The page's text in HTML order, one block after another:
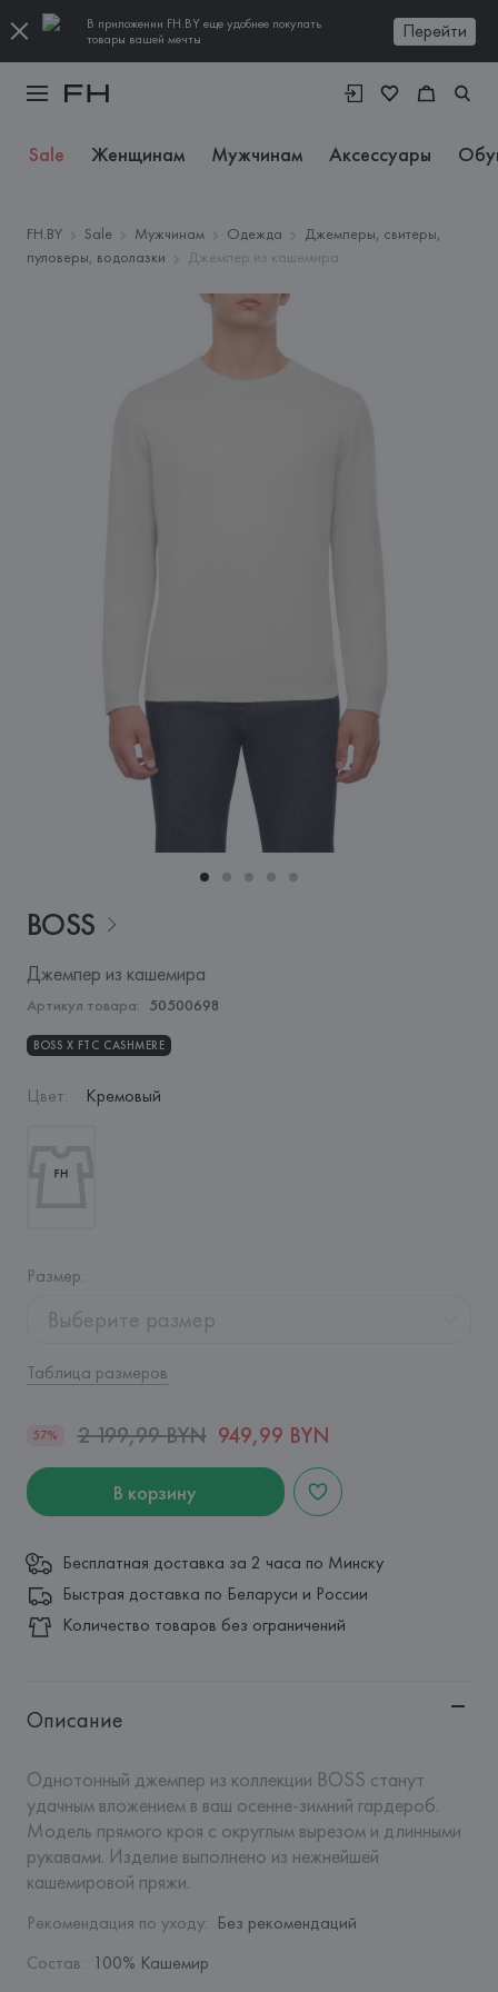
В приложении FH.BY еще удобнее покупать
товары вашей мечты
Перейти
Sale Женщинам Мужчинам Аксессуары
FH.BY Sale Мужчинам Одежда
Джемперы, свитеры,
пуловеры, водолазки
Джемпер из кашемира
BOSS
Джемпер из кашемира
Артикул товара: 50500698
BOSS Х FTC CASHMERE
Цвет: Кремовый
Размер:
Выберите размер
Таблица размеров
57% 2 199,99 BYN 949,99 BYN
В корзину
Бесплатная доставка за 2 часа по Минску
Быстрая доставка по Беларуси и России
Количество товаров без ограничений
Описание
Однотонный джемпер из коллекции BOSS станут
удачным вложением в ваш осенне-зимний гардероб.
Модель прямого кроя с округлым вырезом и длинными
рукавами. Изделие выполнено из нежнейшей
кашемировой пряжи.
Рекомендация по уходу: Без рекомендаций
Состав: 100% Кашемир